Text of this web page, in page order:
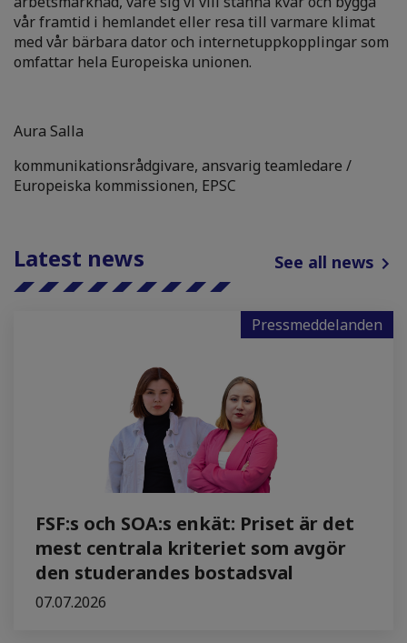
vår framtid i hemlandet eller resa till varmare klimat
med vår bärbara dator och internetuppkopplingar som
omfattar hela Europeiska unionen.
Aura Salla
kommunikationsrådgivare, ansvarig teamledare /
Europeiska kommissionen, EPSC
Latest news See all news
Pressmeddelanden
FSF:s och SOA:s enkät: Priset är det
mest centrala kriteriet som avgör
den studerandes bostadsval
07.07.2026